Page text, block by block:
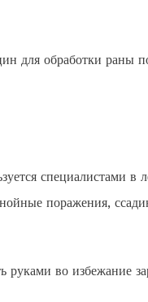
для обработки раны
специалистами
поражения,
руками во избежание